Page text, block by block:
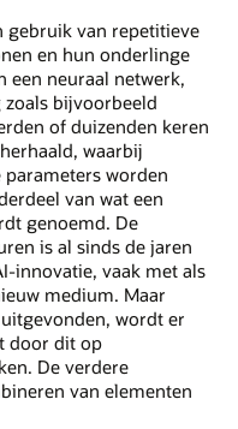
gebruik van repetitieve
en hun onderlinge
een neuraal netwerk,
bijvoorbeeld
of duizenden keren
waarbij
parameters worden
van wat een
genoemd. De
is al sinds de jaren
innovatie, vaak met als
medium. Maar
wordt er
door dit op
De verdere
van elementen